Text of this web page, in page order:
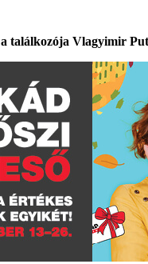
Vlagyimir